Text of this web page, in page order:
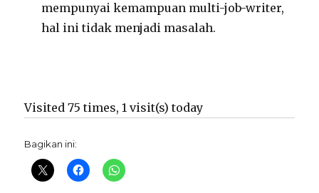
mempunyai kemampuan multi-job-writer,
hal ini tidak menjadi masalah.
Visited 75 times, 1 visit(s) today
Bagikan ini: